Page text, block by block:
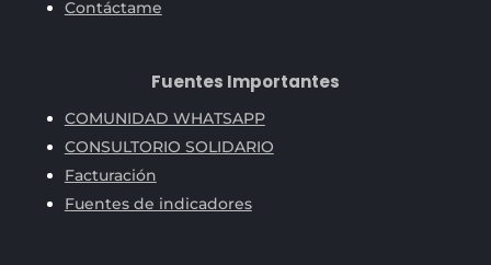
Contáctame
Fuentes Importantes
COMUNIDAD WHATSAPP
CONSULTORIO SOLIDARIO
Facturación
Fuentes de indicadores